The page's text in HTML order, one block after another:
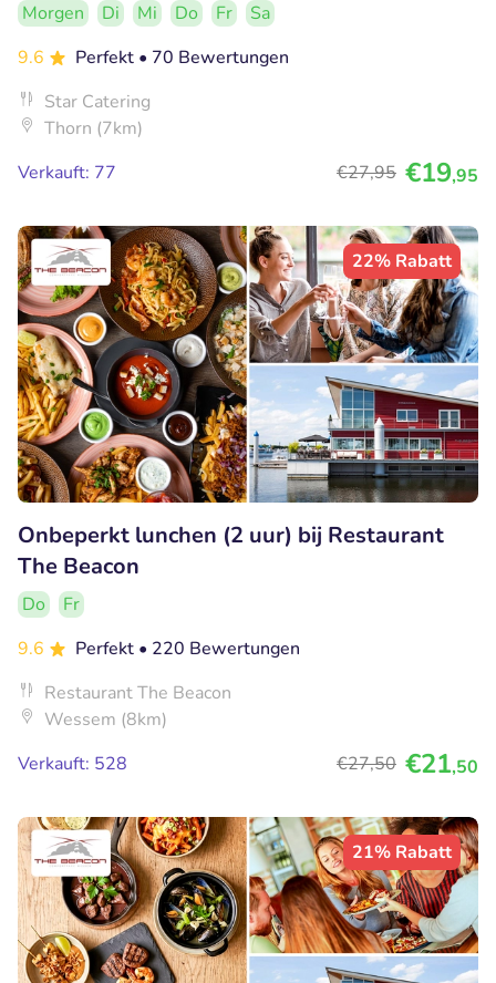
Morgen Di Mi Do Fr
Sa
9.6
Perfekt • 70 Bewertungen
Star Catering
Thorn (7km)
Verkauft: 77
€27,95 €19,95
22% Rabatt
Onbeperkt lunchen (2 uur) bij Restaurant
The Beacon
Do
Fr
9.6
Perfekt • 220 Bewertungen
Restaurant The Beacon
Wessem (8km)
Verkauft: 528
€27,50 €21,50
21% Rabatt